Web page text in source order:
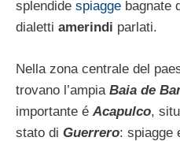
splendide spiagge bagnate
dialetti amerindi parlati.
Nella zona centrale del
trovano l’ampia Baia de
importante é Acapulco,
stato di Guerrero: spiagge